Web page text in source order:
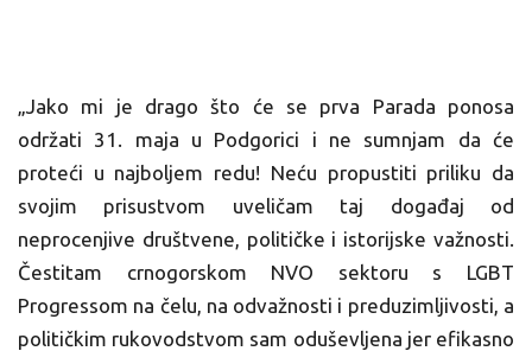
„Jako mi je drago što će se prva Parada ponosa
održati 31. maja u Podgorici i ne sumnjam da će
proteći u najboljem redu! Neću propustiti priliku da
svojim prisustvom uveličam taj događaj od
neprocenjive društvene, političke i istorijske važnosti.
Čestitam crnogorskom NVO sektoru s LGBT
Progressom na čelu, na odvažnosti i preduzimljivosti, a
političkim rukovodstvom sam oduševljena jer efikasno